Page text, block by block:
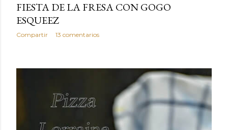
FIESTA DE LA FRESA CON GOGO
ESQUEEZ
Compartir 13 comentarios